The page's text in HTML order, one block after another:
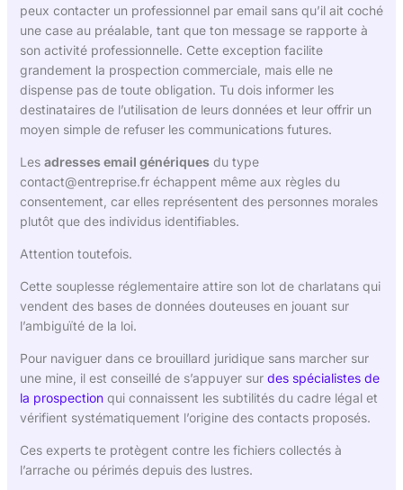
peux contacter un professionnel par email sans qu’il ait coché
une case au préalable, tant que ton message se rapporte à
son activité professionnelle. Cette exception facilite
grandement la prospection commerciale, mais elle ne
dispense pas de toute obligation. Tu dois informer les
destinataires de l’utilisation de leurs données et leur offrir un
moyen simple de refuser les communications futures.
Les adresses email génériquesdu type
contact@entreprise.fréchappent même aux règles du
consentement, car elles représentent des personnes morales
plutôt que des individus identifiables.
Attention toutefois.
Cette souplesse réglementaire attire son lot de charlatans qui
vendent des bases de données douteuses en jouant sur
l’ambiguïté de la loi.
Pour naviguer dans ce brouillard juridique sans marcher sur
une mine, il est conseillé de s’appuyer sur des spécialistes de
la prospectionqui connaissent les subtilités du cadre légal et
vérifient systématiquement l’origine des contacts proposés.
Ces experts te protègent contre les fichiers collectés à
l’arrache ou périmés depuis des lustres.